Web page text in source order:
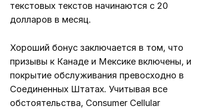
текстовых текстов начинаются с 20
долларов в месяц.
Хороший бонус заключается в том, что
призывы к Канаде и Мексике включены, и
покрытие обслуживания превосходно в
Соединенных Штатах. Учитывая все
обстоятельства, Consumer Cellular